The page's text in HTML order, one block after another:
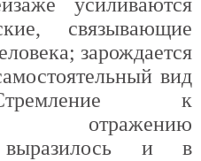
связывающие
зарождается
вид
к
отражению
выразилось и в